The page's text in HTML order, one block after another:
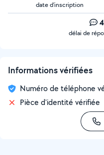
date d’inscription
délai de
Informations vérifiées
Numéro de téléphone
Pièce d'identité vérifiée